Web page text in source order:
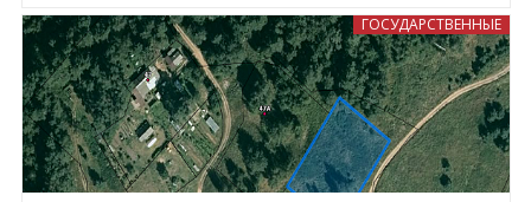
ГОСУДАРСТВЕННЫЕ